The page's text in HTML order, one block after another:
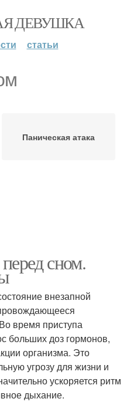
ДЕВУШКА
статьи
Паническая атака
сном.
внезапной
время приступа
больших доз гормонов,
организма. Это
угрозу для жизни и
ускоряется ритм
дыхание.